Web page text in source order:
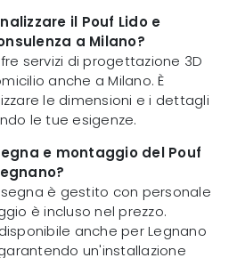
il Pouf Lido e
a Milano?
servizi di progettazione 3D
anche a Milano. È
le dimensioni e i dettagli
le tue esigenze.
e montaggio del Pouf
è gestito con personale
è incluso nel prezzo.
anche per Legnano
un'installazione